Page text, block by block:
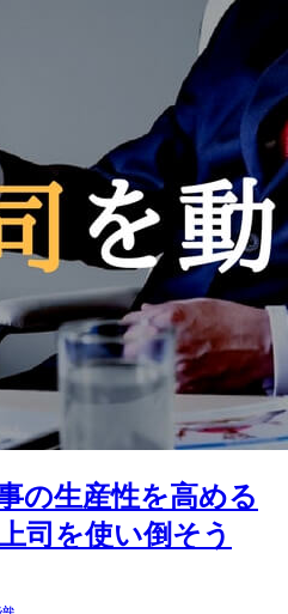
の生産性を高める
司を使い倒そう